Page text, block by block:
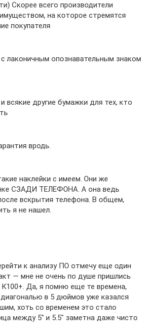
Скорее всего производители
на которое стремятся
покупателя
лаконичным опознавательным знаком
всякие другие бумажки для тех, кто
вродь.
наклейки с имеем. Они же
СЗАДИ ТЕЛЕФОНА. А она ведь
вскрытия телефона. В общем,
я не нашел.
к анализу ПО отмечу еще один
— мне не очень по душе пришлись
Да, я помню еще те времена,
в 5 дюймов уже казался
хоть со временем это стало
между 5″ и 5.5″ заметна даже чисто